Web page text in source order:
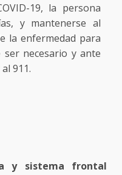
19, la persona
y mantenerse al
la enfermedad para
ser necesario y ante
911.
y sistema frontal